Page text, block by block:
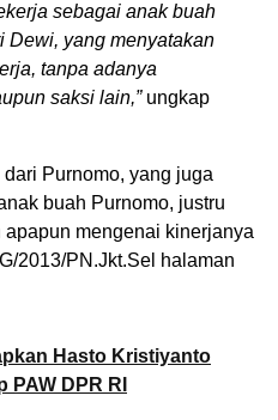
sebagai anak buah
Dewi, yang menyatakan
tanpa adanya
saksi lain,”ungkap
Purnomo, yang juga
buah Purnomo, justru
mengenai kinerjanya
2013/PN.Jkt.Sel halaman
Hasto Kristiyanto
DPR RI